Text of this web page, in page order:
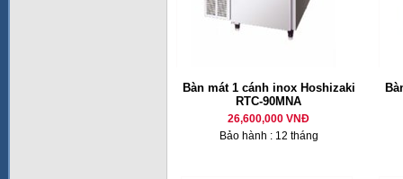
Bàn mát 1 cánh inox Hoshizaki
RTC-90MNA
26,600,000 VNĐ
Bảo hành : 12 tháng